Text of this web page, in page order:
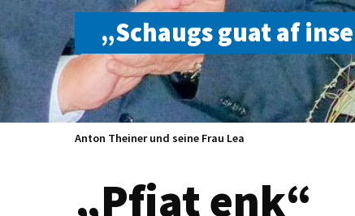
„Schaugs guat af
Anton Theiner und seine Frau Lea
„Pfiat enk“